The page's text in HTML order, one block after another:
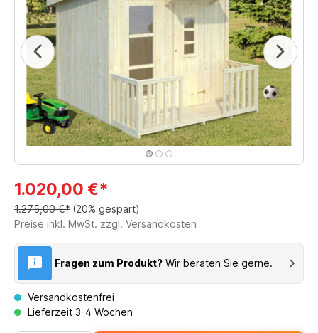
1.020,00 €*
1.275,00 €* (20% gespart)
Preise inkl. MwSt. zzgl. Versandkosten
Fragen zum Produkt? Wir beraten Sie gerne.
Versandkostenfrei
Lieferzeit 3-4 Wochen